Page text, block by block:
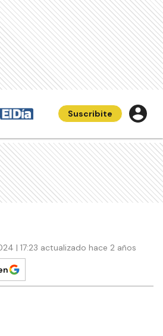
Suscribite
| 17:23 actualizado hace 2 años